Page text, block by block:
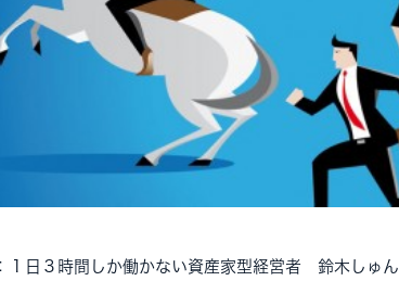
１日３時間しか働かない資産家型経営者 鈴木しゅん